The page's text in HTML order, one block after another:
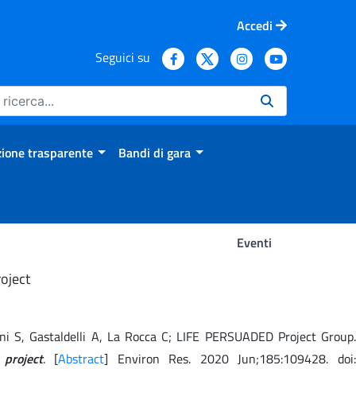
Accedi
Seguici su
trasparente Bandi di gara
Eventi
Gastaldelli A, La Rocca C; LIFE PERSUADED Project Group.
. [Abstract] Environ Res. 2020 Jun;185:109428. doi: